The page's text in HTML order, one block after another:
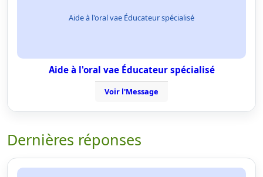
Aide à l'oral vae Éducateur spécialisé
Aide à l'oral vae Éducateur spécialisé
Voir l'Message
Dernières réponses